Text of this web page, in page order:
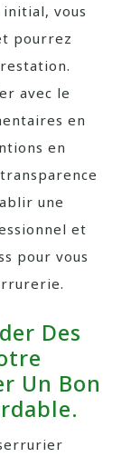
vous
pourrez
avec le
en
en
une
et
pour vous
Des
Un Bon